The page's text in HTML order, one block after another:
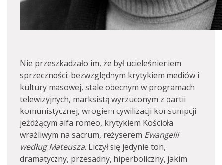
Nie przeszkadzało im, że był ucieleśnieniem
sprzeczności: bezwzględnym krytykiem mediów i
kultury masowej, stale obecnym w programach
telewizyjnych, marksistą wyrzuconym z partii
komunistycznej, wrogiem cywilizacji konsumpcji
jeżdżącym alfa romeo, krytykiem Kościoła
wrażliwym na sacrum, reżyserem Ewangelii
według Mateusza. Liczył się jedynie ton,
dramatyczny, przesadny, hiperboliczny, jakim